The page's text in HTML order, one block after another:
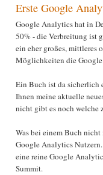
Erste Google
Google Analytics hat in
50% - die Verbreitung ist
ein eher großes, mittleres
Möglichkeiten die
Ein Buch ist da sicherlich
Ihnen meine aktuelle
nicht gibt es noch welche
Was bei einem Buch
Google Analytics Nutzern.
eine reine Google
Summit.